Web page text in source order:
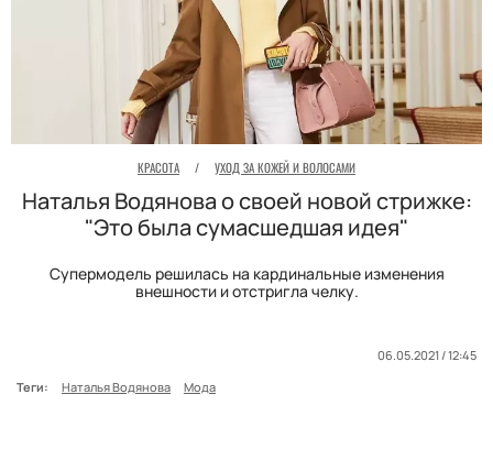
КРАСОТА / УХОД ЗА КОЖЕЙ И ВОЛОСАМИ
Наталья Водянова о своей новой стрижке:
"Это была сумасшедшая идея"
Супермодель решилась на кардинальные изменения
внешности и отстригла челку.
06.05.2021 / 12:45
Теги:
Наталья Водянова Мода